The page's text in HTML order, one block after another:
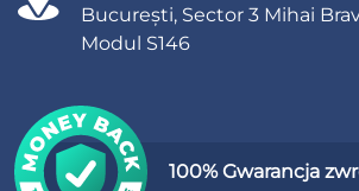
București, Sector 3 Mihai
Modul S146
100% Gwarancja